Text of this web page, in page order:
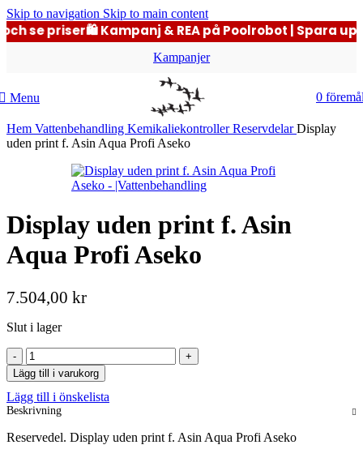
Skip to navigation Skip to main content
se priser🛍️ Kampanj & REA på Poolrobot | Spara
Kampanjer
Menu 0
Hem Vattenbehandling KemikaliekontrollerReservdelarDisplay
uden print f. Asin Aqua Profi Aseko
Display uden print f. Asin
Aqua Profi Aseko
7.504,00 kr
Slut i lager
Display
uden
print
f.
Asin
Profi
Lägg till i varukorg
Lägg till i önskelista
Beskrivning
Reservedel. Display uden print f. Asin Aqua Profi Aseko